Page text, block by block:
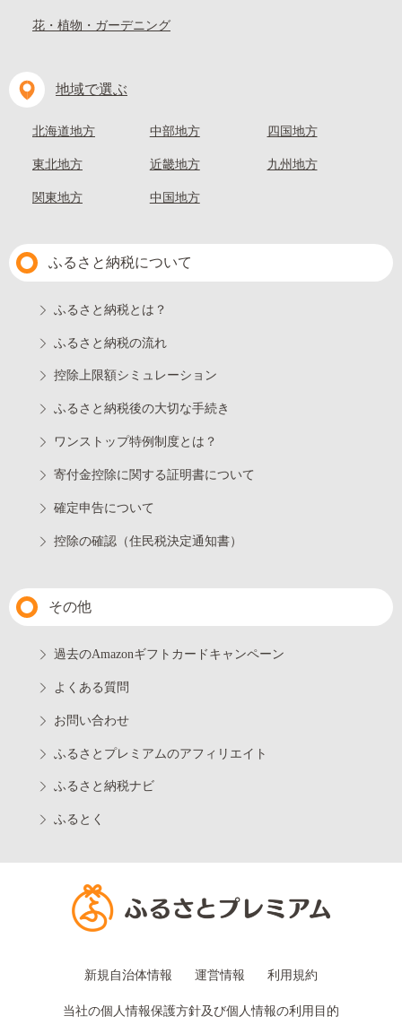
花・植物・ガーデニング
地域で選ぶ
北海道地方
東北地方
関東地方
中部地方
近畿地方
中国地方
四国地方
九州地方
ふるさと納税について
ふるさと納税とは？
ふるさと納税の流れ
控除上限額シミュレーション
ふるさと納税後の大切な手続き
ワンストップ特例制度とは？
寄付金控除に関する証明書について
確定申告について
控除の確認（住民税決定通知書）
その他
過去のAmazonギフトカードキャンペーン
よくある質問
お問い合わせ
ふるさとプレミアムのアフィリエイト
ふるさと納税ナビ
ふるとく
新規自治体情報 運営情報 利用規約
当社の個人情報保護方針及び個人情報の利用目的